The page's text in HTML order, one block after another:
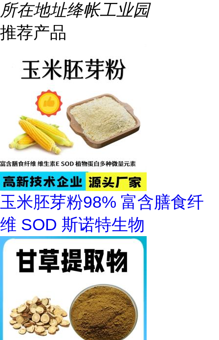
所在地址绛帐工业园
推荐产品
玉米胚芽粉98% 富含膳食纤
维 SOD 斯诺特生物